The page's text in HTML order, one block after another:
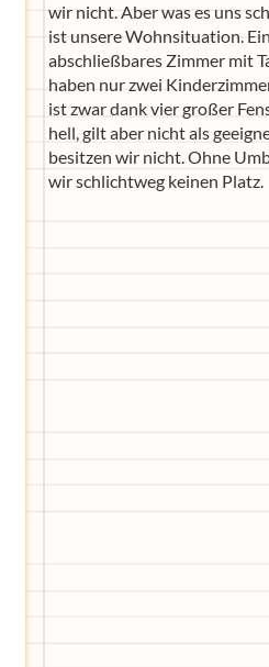
wir nicht. Aber was es uns
ist unsere Wohnsituation.
abschließbares Zimmer mit
haben nur zwei
ist zwar dank vier großer
hell, gilt aber nicht als
besitzen wir nicht. Ohne
wir schlichtweg keinen Platz.